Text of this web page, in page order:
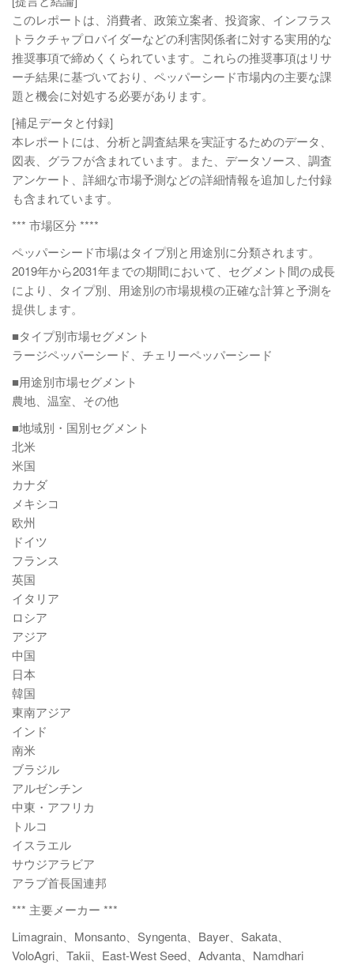
このレポートは、消費者、政策立案者、投資家、インフラス
トラクチャプロバイダーなどの利害関係者に対する実用的な
推奨事項で締めくくられています。これらの推奨事項はリサ
ーチ結果に基づいており、ペッパーシード市場内の主要な課
題と機会に対処する必要があります。
[補足データと付録]
本レポートには、分析と調査結果を実証するためのデータ、
図表、グラフが含まれています。また、データソース、調査
アンケート、詳細な市場予測などの詳細情報を追加した付録
も含まれています。
*** 市場区分 ****
ペッパーシード市場はタイプ別と用途別に分類されます。
2019年から2031年までの期間において、セグメント間の成長
により、タイプ別、用途別の市場規模の正確な計算と予測を
提供します。
■タイプ別市場セグメント
ラージペッパーシード、チェリーペッパーシード
■用途別市場セグメント
農地、温室、その他
■地域別・国別セグメント
北米
米国
カナダ
メキシコ
欧州
ドイツ
フランス
英国
イタリア
ロシア
アジア
中国
日本
韓国
東南アジア
インド
南米
ブラジル
アルゼンチン
中東・アフリカ
トルコ
イスラエル
サウジアラビア
アラブ首長国連邦
*** 主要メーカー ***
Limagrain、Monsanto、Syngenta、Bayer、Sakata、
VoloAgri、Takii、East-West Seed、Advanta、Namdhari